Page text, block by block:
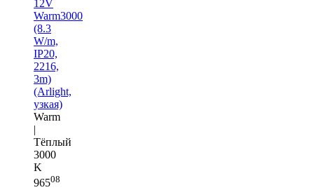
12V
Warm3000
(8.3
W/m,
IP20,
2216,
3m)
(Arlight,
узкая)
Warm
|
Тёплый
3000
K
96508